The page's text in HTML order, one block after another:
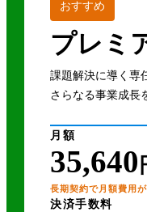
おすすめ
プレミ
課題解決に導く専
さらなる事業成長
月額
35,640
長期契約で月額費用が
決済手数料